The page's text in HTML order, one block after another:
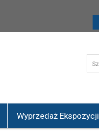
Wyprzedaż Ekspozycji